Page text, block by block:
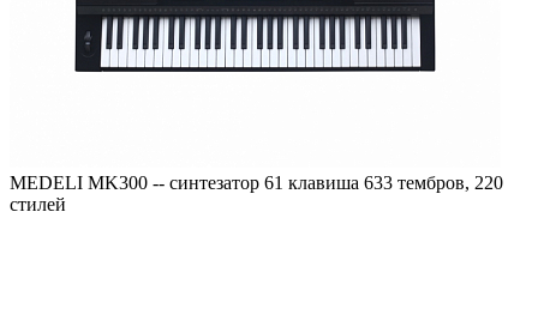
MEDELI MK300 -- синтезатор 61 клавиша 633 тембров, 220
стилей